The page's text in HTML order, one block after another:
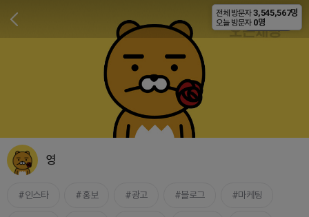
비공개
영
인스타 홍보 광고 블로그 마케팅
전체 방문자 3,545,567명
오늘 방문자 0명